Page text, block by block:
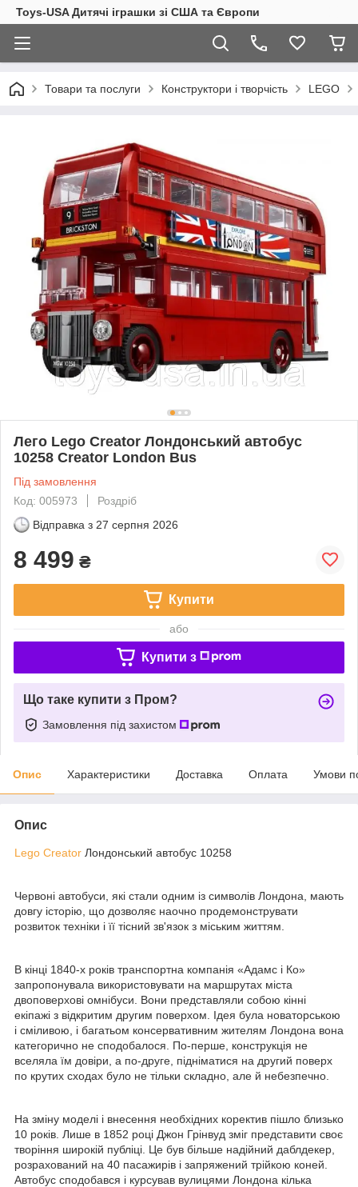
Toys-USA Дитячі іграшки зі США та Європи
Товари та послуги Конструктори і творчість LEGO
Лего Lego Creator Лондонський автобус
10258 Creator London Bus
Під замовлення
Код: 005973
Роздріб
Відправка з 27 серпня 2026
8 499 ₴
Купити
або
Купити з
Що таке купити з Пром?
Замовлення під захистом
Опис Характеристики Доставка Оплата Умови
Опис
Lego Creator Лондонський автобус 10258
Червоні автобуси, які стали одним із символів Лондона, мають
довгу історію, що дозволяє наочно продемонструвати
розвиток техніки і її тісний зв'язок з міським життям.
В кінці 1840-х років транспортна компанія «Адамс і Ко»
запропонувала використовувати на маршрутах міста
двоповерхові омнібуси. Вони представляли собою кінні
екіпажі з відкритим другим поверхом. Ідея була новаторською
і сміливою, і багатьом консервативним жителям Лондона вона
категорично не сподобалося. По-перше, конструкція не
вселяла їм довіри, а по-друге, підніматися на другий поверх
по крутих сходах було не тільки складно, але й небезпечно.
На зміну моделі і внесення необхідних коректив пішло близько
10 років. Лише в 1852 році Джон Грінвуд зміг представити своє
творіння широкій публіці. Це був більше надійний даблдекер,
розрахований на 40 пасажирів і запряжений трійкою коней.
Автобус сподобався і курсував вулицями Лондона кілька